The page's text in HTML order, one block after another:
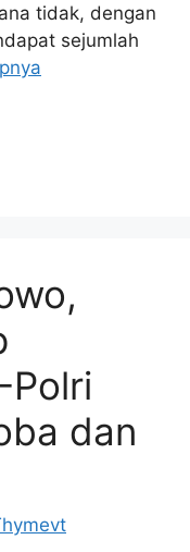
tidak, dengan
sejumlah
Polri
dan